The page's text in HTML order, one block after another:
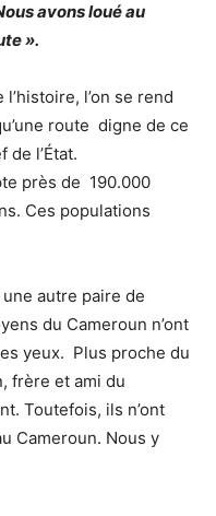
avons loué au
».
l’on se rend
route digne de ce
l’État.
près de 190.000
Ces populations
une autre paire de
du Cameroun n’ont
yeux. Plus proche du
frère et ami du
Toutefois, ils n’ont
Cameroun. Nous y